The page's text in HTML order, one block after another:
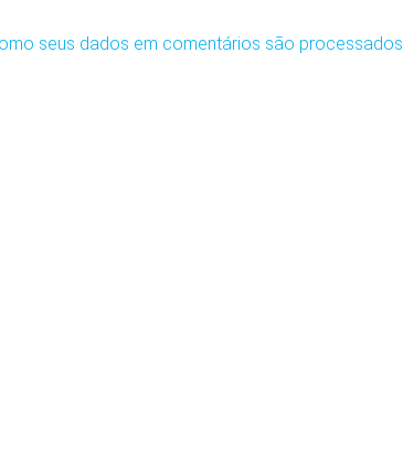
seus dados em comentários são processados